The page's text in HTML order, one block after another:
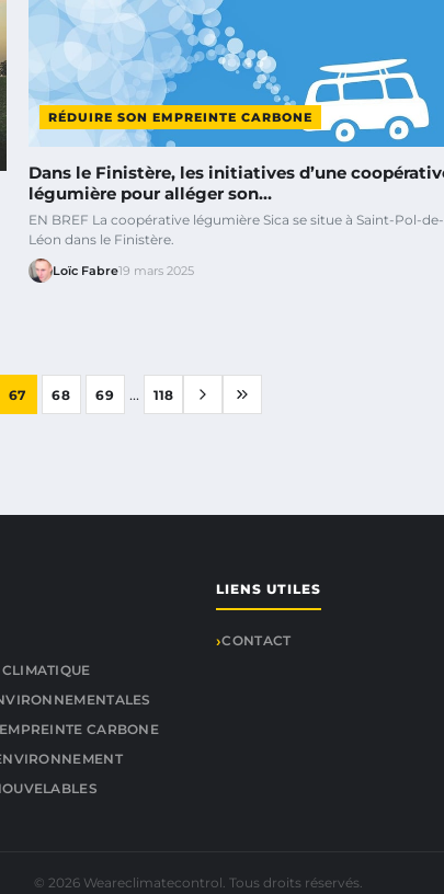
RÉDUIRE SON EMPREINTE CARBONE
Dans le Finistère, les initiatives d’une
légumière pour alléger son…
EN BREF La coopérative légumière Sica se situe à Saint-Pol-de-
Léon dans le Finistère.
Loïc Fabre19 mars 2025
67 68 69 ... 118
CARBONE
LIENS UTILES
CONTACT
© 2026 Weareclimatecontrol. Tous droits réservés.